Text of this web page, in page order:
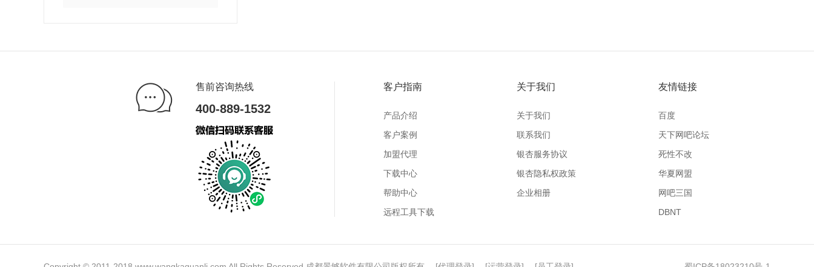
售前咨询热线
400-889-1532
客户指南
产品介绍
客户案例
加盟代理
下载中心
帮助中心
远程工具下载
关于我们
关于我们
联系我们
银杏服务协议
银杏隐私权政策
企业相册
友情链接
百度
天下网吧论坛
死性不改
华夏网盟
网吧三国
DBNT